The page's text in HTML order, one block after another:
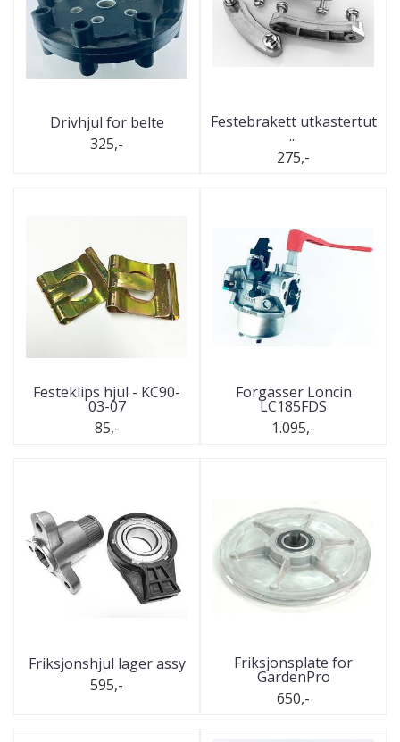
Drivhjul for belte
325,-
Festebrakett utkastertut
...
275,-
Festeklips hjul - KC90-
03-07
85,-
Forgasser Loncin
LC185FDS
1.095,-
Friksjonshjul lager assy
595,-
Friksjonsplate for
GardenPro
650,-